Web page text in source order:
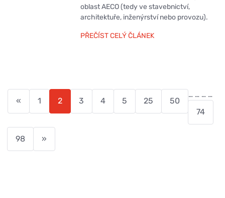
oblast AECO (tedy ve stavebnictví,
architektuře, inženýrství nebo provozu).
PŘEČÍST CELÝ ČLÁNEK
« 1 2 3 4 5
…
25
…
50
…
74
…
98 »